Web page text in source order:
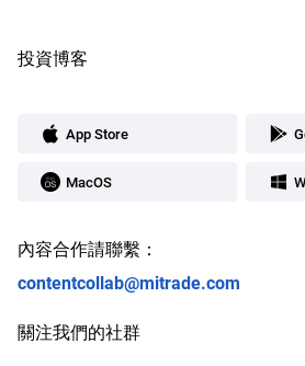
投資博客
App Store
MacOS
內容合作請聯繫：
contentcollab@mitrade.com
關注我們的社群